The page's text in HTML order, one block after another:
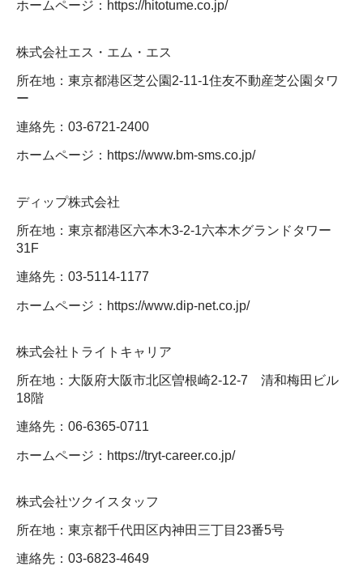
ホームページ：https://hitotume.co.jp/
株式会社エス・エム・エス
所在地：東京都港区芝公園2-11-1住友不動産芝公園タワ
ー
連絡先：03-6721-2400
ホームページ：https://www.bm-sms.co.jp/
ディップ株式会社
所在地：東京都港区六本木3-2-1六本木グランドタワー
31F
連絡先：03-5114-1177
ホームページ：https://www.dip-net.co.jp/
株式会社トライトキャリア
所在地：大阪府大阪市北区曽根崎2-12-7 清和梅田ビル
18階
連絡先：06-6365-0711
ホームページ：https://tryt-career.co.jp/
株式会社ツクイスタッフ
所在地：東京都千代田区内神田三丁目23番5号
連絡先：03-6823-4649